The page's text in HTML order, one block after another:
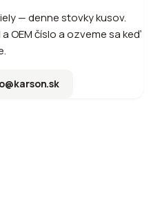
— denne stovky kusov.
OEM číslo a ozveme sa keď